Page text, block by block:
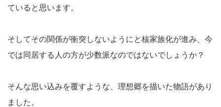
ていると思います。
そしてその関係が衝突しないようにと核家族化が進み、今
では同居する人の方が少数派なのではないでしょうか？
そんな思い込みを覆すような、理想郷を描いた物語があり
ました。